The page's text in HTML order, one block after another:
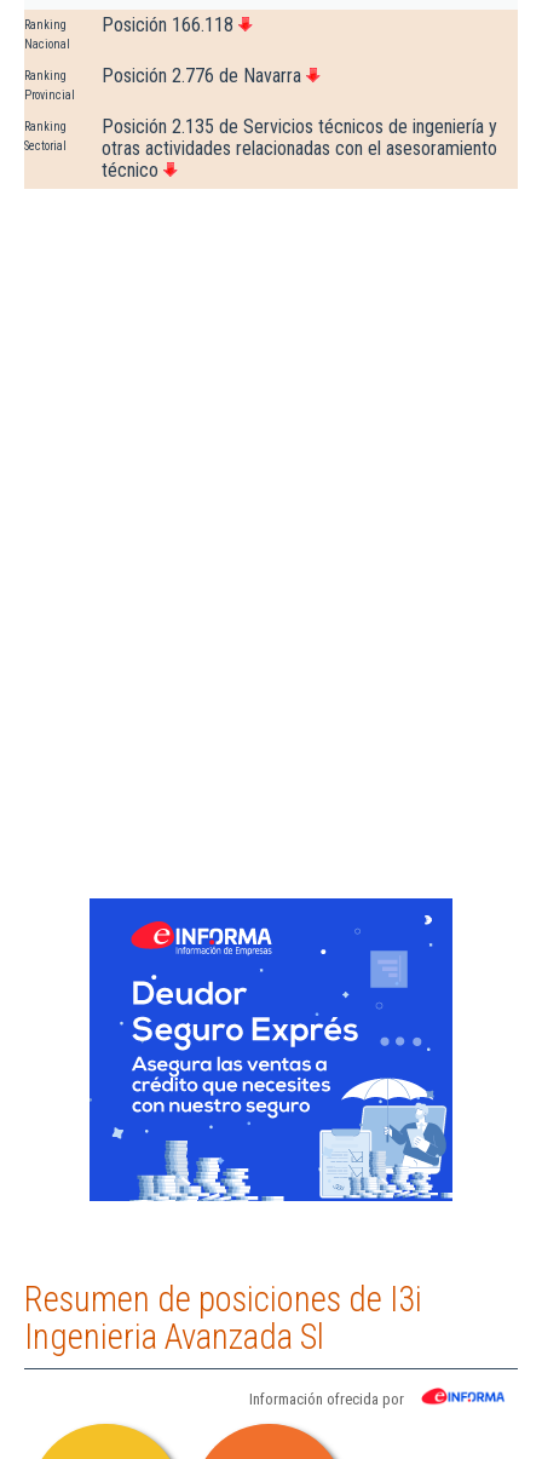
Ranking
Nacional
Posición 166.118
Ranking
Provincial
Posición 2.776 de Navarra
Ranking
Sectorial
Posición 2.135 de Servicios técnicos de ingeniería y
otras actividades relacionadas con el asesoramiento
técnico
Resumen de posiciones de I3i
Ingenieria Avanzada Sl
Información ofrecida por